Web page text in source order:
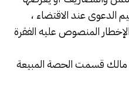
الدعوى عند الاقتضاء ،
المنصوص عليه الفقرة
مالك قسمت الحصة المبيعة